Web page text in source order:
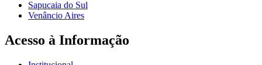
Sapucaia do Sul
Venâncio Aires
Acesso à Informação